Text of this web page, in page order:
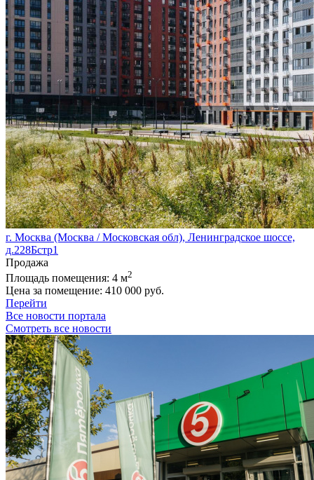
г. Москва (Москва / Московская обл), Ленинградское шоссе,
д.228Бстр1
Продажа
Площадь помещения: 4 м2
Цена за помещение: 410 000 руб.
Перейти
Все новости портала
Смотреть все новости